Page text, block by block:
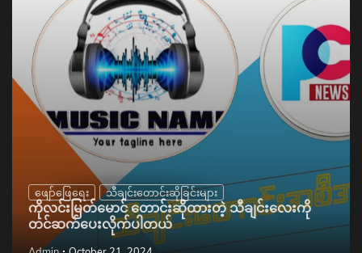
ဖျော်ဖြေရေး သီချင်းတောင်းဆိုခြင်းများ
ကိုလင်းမြတ်မောင် တောင်းဆိုထားတဲ့ သီချင်းလေးကို
တင်ဆက်ပေးလိုက်ပါတယ်